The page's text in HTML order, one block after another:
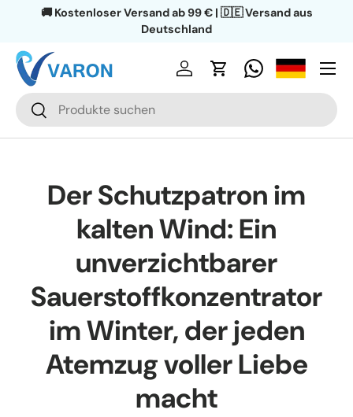
🔄 30 Tage Rückgaberecht | 🛡️ 1 Jahr Garantie
Suchen
Suchen
EinloggenEinkaufswagen
Menü
Der Schutzpatron im
kalten Wind: Ein
unverzichtbarer
Sauerstoffkonzentrator
im Winter, der jeden
Atemzug voller Liebe
macht